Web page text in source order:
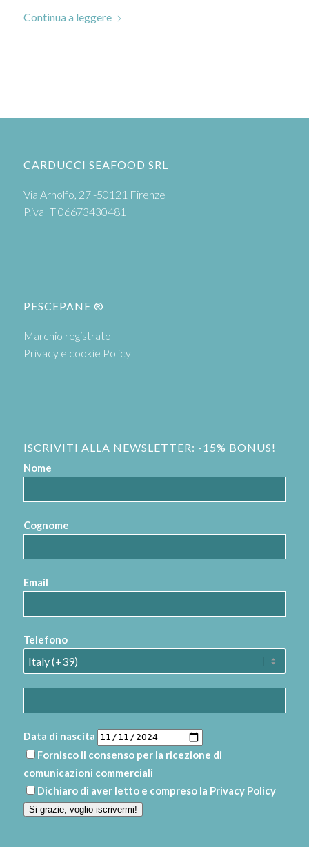
Continua a leggere
CARDUCCI SEAFOOD SRL
Via Arnolfo, 27 -50121 Firenze
P.iva IT 06673430481
PESCEPANE ®
Marchio registrato
Privacy e cookie Policy
ISCRIVITI ALLA NEWSLETTER: -15% BONUS!
Nome
Cognome
Email
Telefono
Data di nascita
Fornisco il consenso per la ricezione di
comunicazioni commerciali
Dichiaro di aver letto e compreso la Privacy Policy
Si grazie, voglio iscrivermi!